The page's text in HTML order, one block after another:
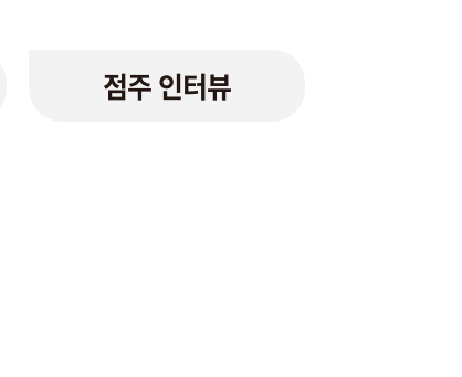
점주 인터뷰